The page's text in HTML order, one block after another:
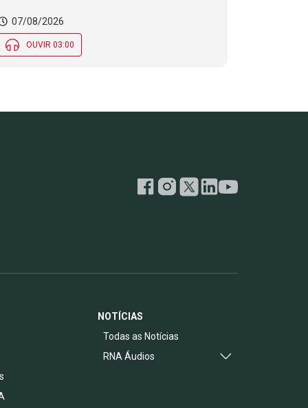
07/08/2026
OUVIR 03:00
NOTÍCIAS
Todas as Notícias
RNA Áudios